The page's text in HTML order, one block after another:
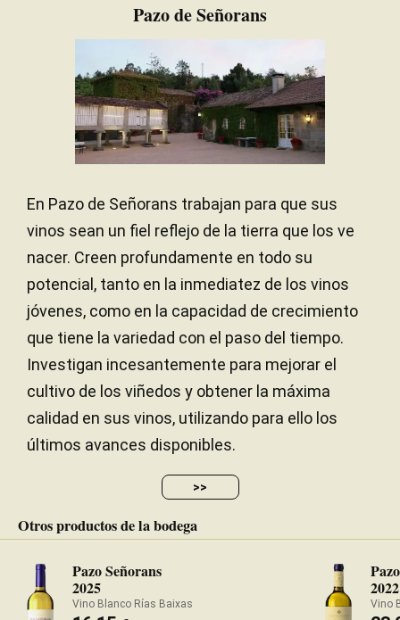
Pazo de Señorans
En Pazo de Señorans trabajan para que sus
vinos sean un fiel reflejo de la tierra que los ve
nacer. Creen profundamente en todo su
potencial, tanto en la inmediatez de los vinos
jóvenes, como en la capacidad de crecimiento
que tiene la variedad con el paso del tiempo.
Investigan incesantemente para mejorar el
cultivo de los viñedos y obtener la máxima
calidad en sus vinos, utilizando para ello los
últimos avances disponibles.
>>
Otros productos de la bodega
Pazo Señorans
2025
Vino Blanco Rías Baixas
2022
Vino